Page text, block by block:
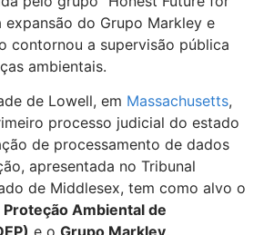
expansão do Grupo Markley e
contornou a supervisão pública
ambientais.
de Lowell, em Massachusetts,
processo judicial do estado
de processamento de dados
apresentada no Tribunal
de Middlesex, tem como alvo o
Ambiental de